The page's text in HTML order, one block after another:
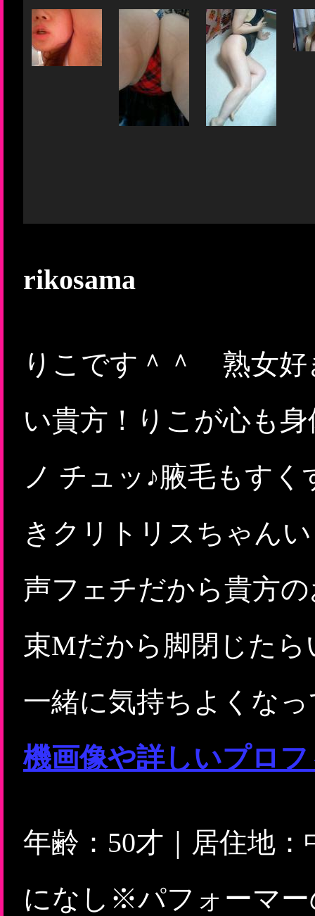
rikosama
りこです＾＾ 熟女好
い貴方！りこが心も
ノ チュッ♪腋毛もす
きクリトリスちゃん
声フェチだから貴方
束Mだから脚閉じた
一緒に気持ちよくな
機画像や詳しいプロ
年齢：50才｜居住地
になし※パフォーマー